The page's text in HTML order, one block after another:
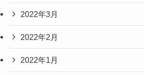
2022年3月
2022年2月
2022年1月